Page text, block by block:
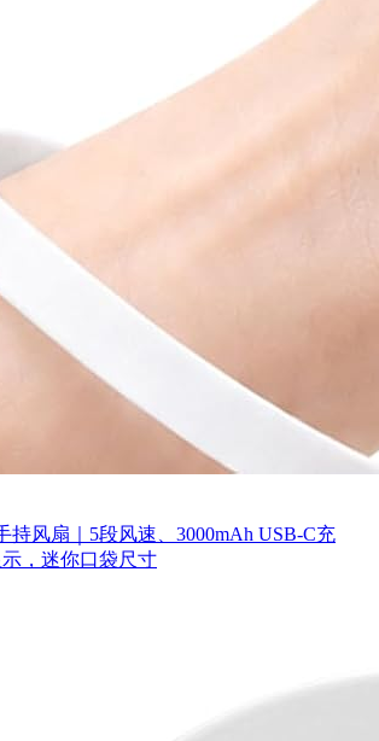
持风扇｜5段风速、3000mAh USB-C充
，迷你口袋尺寸